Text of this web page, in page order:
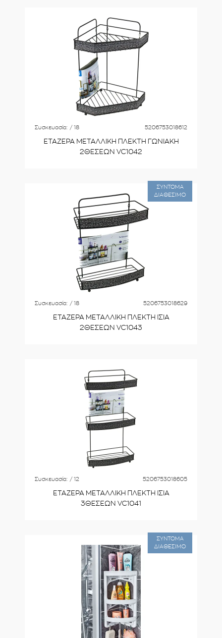
Συσκευασία: / 18 5206753018612
ΕΤΑΖΕΡΑ ΜΕΤΑΛΛΙΚΗ ΠΛΕΚΤΗ ΓΩΝΙΑΚΗ
2ΘΕΣΕΩΝ VC1042
Συσκευασία: / 18 5206753018629
ΕΤΑΖΕΡΑ ΜΕΤΑΛΛΙΚΗ ΠΛΕΚΤΗ ΙΣΙA
2ΘΕΣΕΩΝ VC1043
ΣΥΝΤΟΜΑ
ΔΙΑΘΕΣΙΜΟ
Συσκευασία: / 12 5206753018605
ΕΤΑΖΕΡΑ ΜΕΤΑΛΛΙΚΗ ΠΛΕΚΤΗ ΙΣΙA
3ΘΕΣΕΩΝ VC1041
ΣΥΝΤΟΜΑ
ΔΙΑΘΕΣΙΜΟ